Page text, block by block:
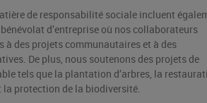
de responsabilité sociale incluent
d’entreprise où nos collaborateurs
à des projets communautaires et à des
De plus, nous soutenons des projets de
tels que la plantation d’arbres, la
la protection de la biodiversité.